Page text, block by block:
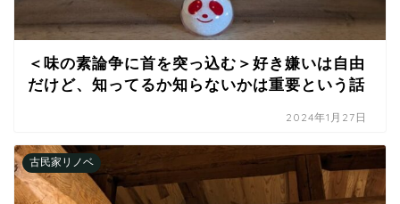
＜味の素論争に首を突っ込む＞好き嫌いは自由
だけど、知ってるか知らないかは重要という話
2024年1月27日
古民家リノベ